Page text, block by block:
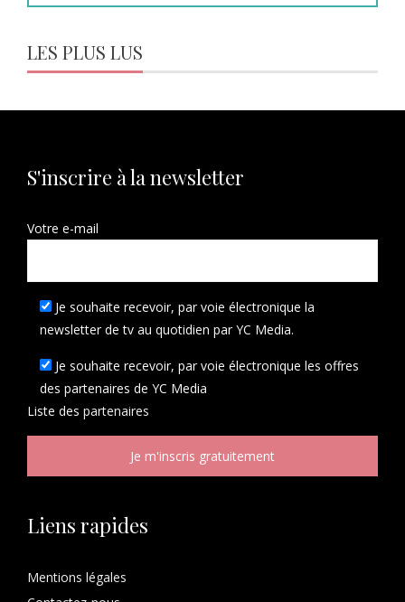
LES PLUS LUS
S'inscrire à la newsletter
Votre e-mail
Je souhaite recevoir, par voie électronique la
newsletter de tv au quotidien par YC Media.
Je souhaite recevoir, par voie électronique les offres
des partenaires de YC Media
Liste des partenaires
Liens rapides
Mentions légales